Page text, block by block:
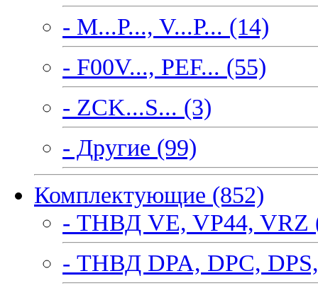
- M...P..., V...P... (14)
- F00V..., PEF... (55)
- ZCK...S... (3)
- Другие (99)
Комплектующие (852)
- ТНВД VE, VP44, VRZ
- ТНВД DPA, DPC,